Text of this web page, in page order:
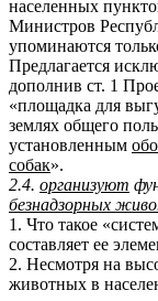
населенных
Министров
упоминаются
Предлагается
дополнив ст. 1
«площадка для
землях общего
установленным
собак».
2.4. организуют
безнадзорных
1. Что такое
составляет ее
2. Несмотря на
животных в